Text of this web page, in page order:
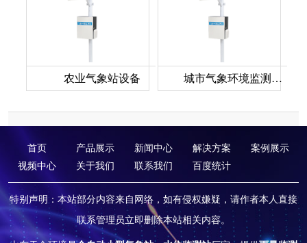
农业气象站设备 城市气象环境监测系统
首页 产品展示 新闻中心 解决方案
案例展示
视频中心
关于我们 联系我们 百度统计
特别声明：本站部分内容来自网络，如有侵权嫌疑，请作者本人直接
联系管理员立即删除本站相关内容。